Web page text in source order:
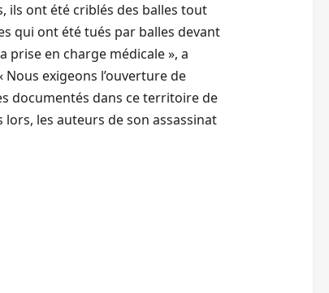
ils ont été criblés des balles tout
qui ont été tués par balles devant
prise en charge médicale », a
exigeons l’ouverture de
documentés dans ce territoire de
les auteurs de son assassinat